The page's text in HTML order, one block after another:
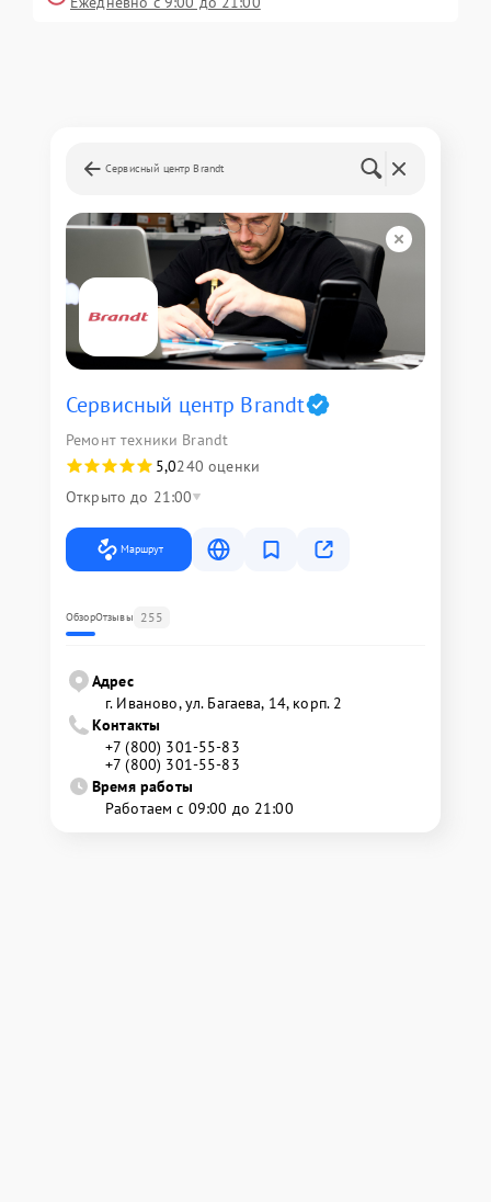
Сервисный центр Brandt
Сервисный центр Brandt
Ремонт техники Brandt
5,0240 оценки
Открыто до 21:00
Маршрут
ОбзорОтзывы 255
Адрес
г. Иваново, ул. Багаева, 14, корп. 2
Контакты
+7 (800) 301-55-83
+7 (800) 301-55-83
Время работы
Работаем с 09:00 до 21:00